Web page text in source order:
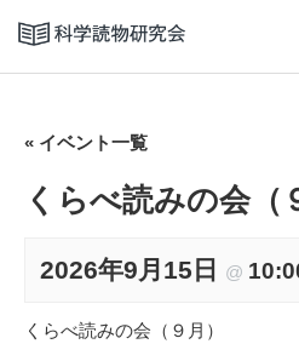
« イベント一覧
くらべ読みの会
2026年9月15日 @
くらべ読みの会（９月）